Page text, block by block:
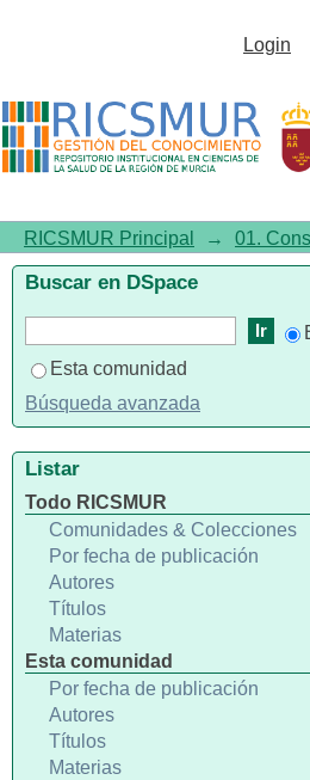
Listar01.
Relacionados
Login
RICSMUR Principal → 01.
Buscar en DSpace
Esta comunidad
Búsqueda avanzada
Listar
Todo RICSMUR
Comunidades & Colecciones
Por fecha de publicación
Autores
Títulos
Materias
Esta comunidad
Por fecha de publicación
Autores
Títulos
Materias